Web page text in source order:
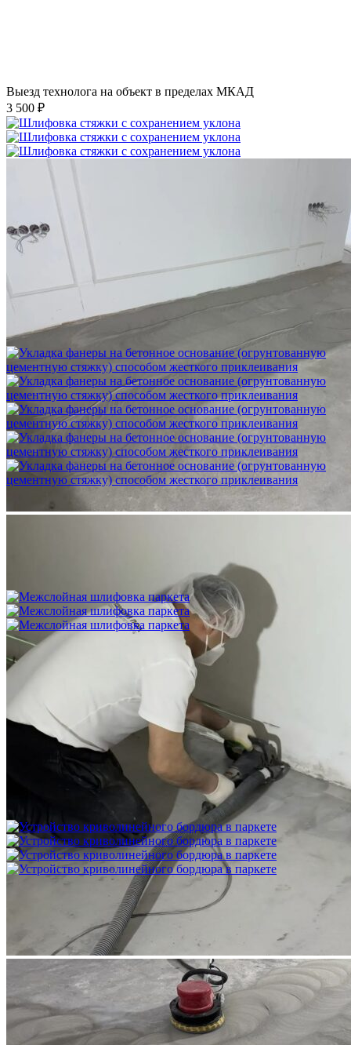
Выезд технолога на объект в пределах МКАД
3 500 ₽
Шлифовка стяжки с сохранением уклона
1 500 ₽
цементную стяжку) способом жесткого приклеивания
Межслойная шлифовка паркета
Устройство криволинейного бордюра в паркете
2 500 ₽